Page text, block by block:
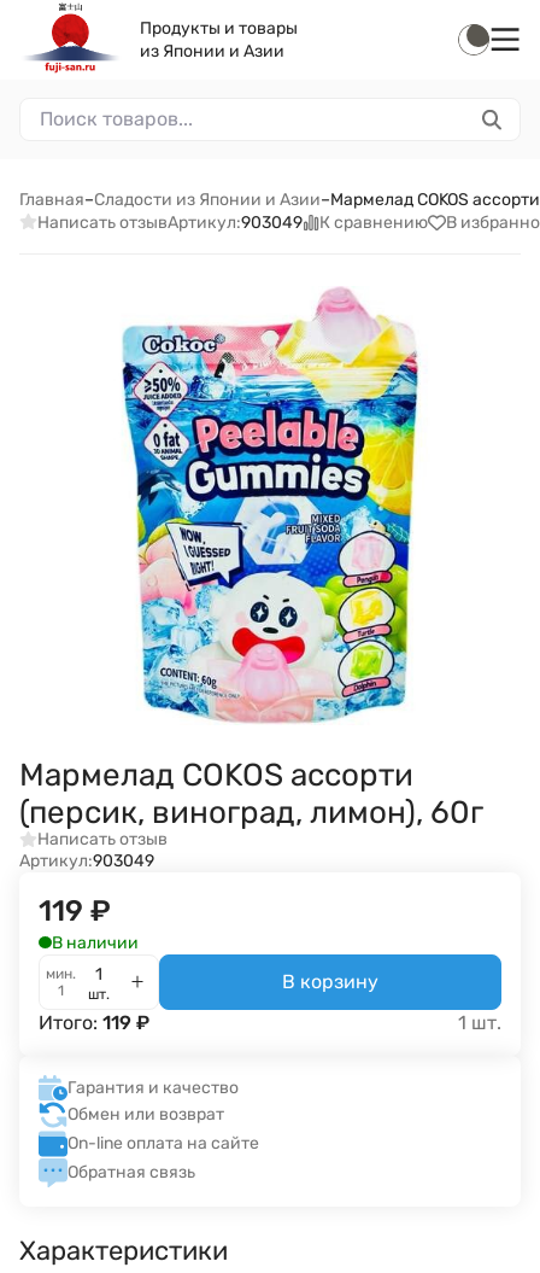
Продукты и товары
из Японии и Азии
Главная–Сладости из Японии и Азии–Мармелад COKOS
Написать отзывАртикул:903049 К сравнению В
Мармелад COKOS ассорти
(персик, виноград, лимон), 60г
Написать отзыв
Артикул:903049
119 ₽
В наличии
мин.
1
шт.
В корзину
Итого: 119 ₽ 1 шт.
Гарантия и качество
Обмен или возврат
On-line оплата на сайте
Обратная связь
Характеристики